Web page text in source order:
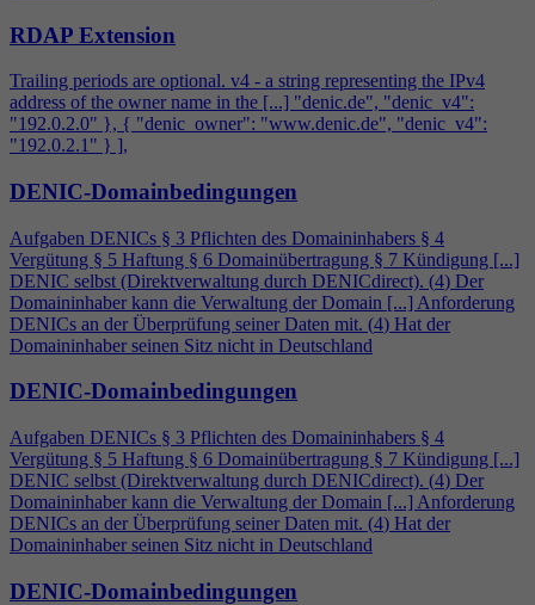
RDAP Extension
Trailing periods are optional. v4 - a string representing the IPv4
address of the owner name in the [...] "denic.de", "denic_v4":
"192.0.2.0" }, { "denic_owner": "www.denic.de", "denic_v4":
"192.0.2.1" } ],
DENIC-Domainbedingungen
Aufgaben DENICs § 3 Pflichten des Domaininhabers § 4
Vergütung § 5 Haftung § 6 Domainübertragung § 7 Kündigung [...]
DENIC selbst (Direktverwaltung durch DENICdirect). (4) Der
Domaininhaber kann die Verwaltung der Domain [...] Anforderung
DENICs an der Überprüfung seiner Daten mit. (4) Hat der
Domaininhaber seinen Sitz nicht in Deutschland
DENIC-Domainbedingungen
Aufgaben DENICs § 3 Pflichten des Domaininhabers § 4
Vergütung § 5 Haftung § 6 Domainübertragung § 7 Kündigung [...]
DENIC selbst (Direktverwaltung durch DENICdirect). (4) Der
Domaininhaber kann die Verwaltung der Domain [...] Anforderung
DENICs an der Überprüfung seiner Daten mit. (4) Hat der
Domaininhaber seinen Sitz nicht in Deutschland
DENIC-Domainbedingungen